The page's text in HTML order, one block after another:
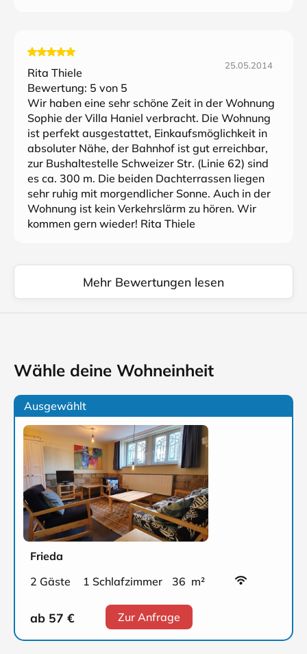
Rita Thiele
25.05.2014
Bewertung: 5 von 5
Wir haben eine sehr schöne Zeit in der Wohnung
Sophie der Villa Haniel verbracht. Die Wohnung
ist perfekt ausgestattet, Einkaufsmöglichkeit in
absoluter Nähe, der Bahnhof ist gut erreichbar,
zur Bushaltestelle Schweizer Str. (Linie 62) sind
es ca. 300 m. Die beiden Dachterrassen liegen
sehr ruhig mit morgendlicher Sonne. Auch in der
Wohnung ist kein Verkehrslärm zu hören. Wir
kommen gern wieder! Rita Thiele
Mehr Bewertungen lesen
Wähle deine Wohneinheit
Ausgewählt
Frieda
2 Gäste
1 Schlafzimmer 36 m²
ab 57 € Zur Anfrage